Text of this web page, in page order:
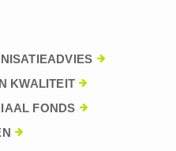
KWALITEIT
FONDS